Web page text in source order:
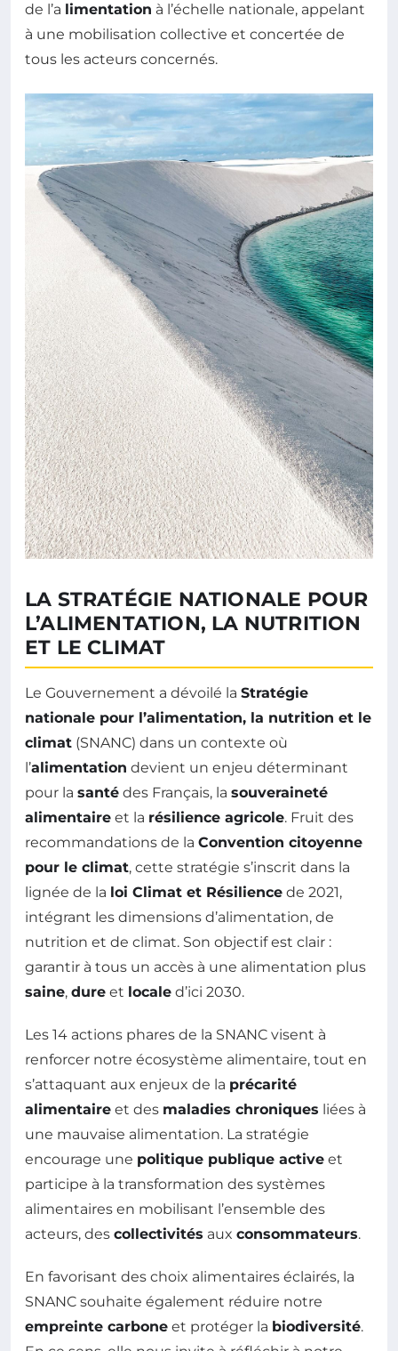
de l’a limentation à l’échelle nationale, appelant
à une mobilisation collective et concertée de
tous les acteurs concernés.
LA STRATÉGIE NATIONALE POUR
L’ALIMENTATION, LA NUTRITION
ET LE CLIMAT
Le Gouvernement a dévoilé la Stratégie
nationale pour l’alimentation, la nutrition et le
climat (SNANC) dans un contexte où
l’alimentation devient un enjeu déterminant
pour la santé des Français, la souveraineté
alimentaire et la résilience agricole. Fruit des
recommandations de la Convention citoyenne
pour le climat, cette stratégie s’inscrit dans la
lignée de la loi Climat et Résilience de 2021,
intégrant les dimensions d’alimentation, de
nutrition et de climat. Son objectif est clair :
garantir à tous un accès à une alimentation plus
saine, dure et locale d’ici 2030.
Les 14 actions phares de la SNANC visent à
renforcer notre écosystème alimentaire, tout en
s’attaquant aux enjeux de la précarité
alimentaire et des maladies chroniques liées à
une mauvaise alimentation. La stratégie
encourage une politique publique active et
participe à la transformation des systèmes
alimentaires en mobilisant l’ensemble des
acteurs, des collectivités aux consommateurs.
En favorisant des choix alimentaires éclairés, la
SNANC souhaite également réduire notre
empreinte carbone et protéger la biodiversité.